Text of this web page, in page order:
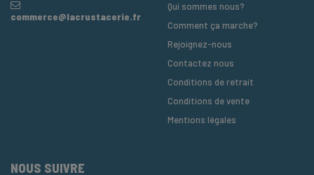
commerce@lacrustacerie.fr
Qui sommes nous?
Comment ça marche?
Rejoignez-nous
Contactez nous
Conditions de retrait
Conditions de vente
Mentions légales
NOUS SUIVRE